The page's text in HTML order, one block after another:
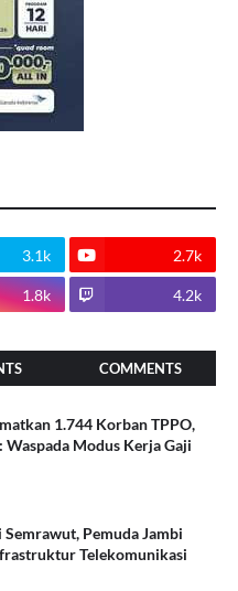
3.1k 2.7k
1.8k 4.2k
COMMENTS
1.744 Korban TPPO,
Waspada Modus Kerja Gaji
Pemuda Jambi
Telekomunikasi